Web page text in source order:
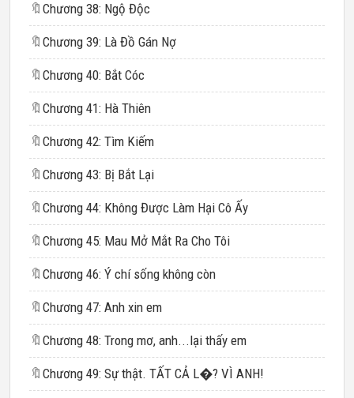
🔖 Chương 38: Ngộ Độc
🔖 Chương 39: Là Đồ Gán Nợ
🔖 Chương 40: Bắt Cóc
🔖 Chương 41: Hà Thiên
🔖 Chương 42: Tìm Kiếm
🔖 Chương 43: Bị Bắt Lại
🔖 Chương 44: Không Được Làm Hại Cô Ấy
🔖 Chương 45: Mau Mở Mắt Ra Cho Tôi
🔖 Chương 46: Ý chí sống không còn
🔖 Chương 47: Anh xin em
🔖 Chương 48: Trong mơ, anh...lại thấy em
🔖 Chương 49: Sự thật. TẤT CẢ L�? VÌ ANH!